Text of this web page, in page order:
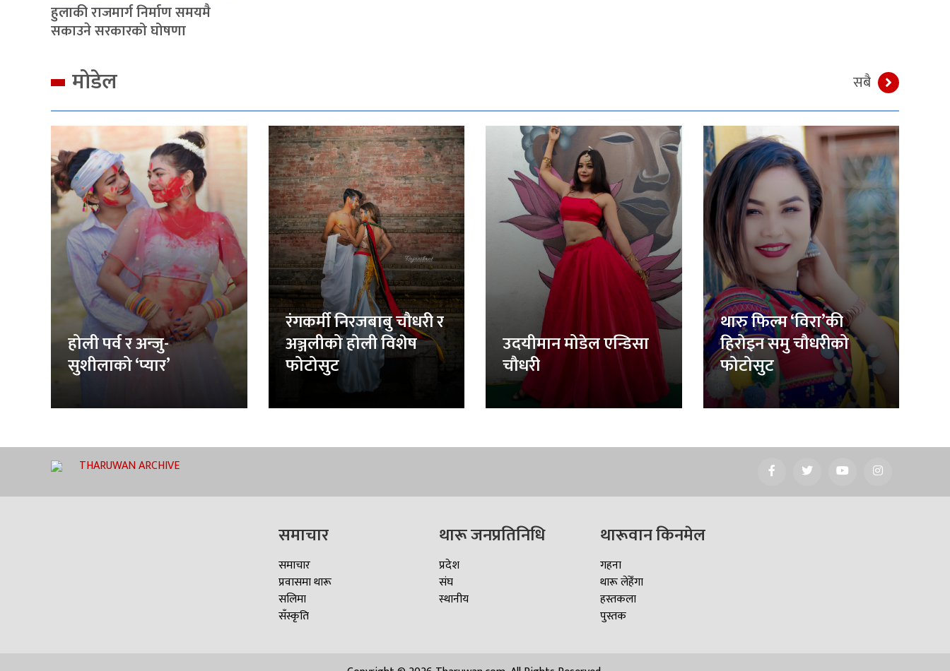
हुलाकी राजमार्ग निर्माण समयमै
सकाउने सरकारको घोषणा
मोडेल सबै
होली पर्व र अन्जु-
सुशीलाको ‘प्यार’
रंगकर्मी निरजबाबु चौधरी र
अञ्जलीको होली विशेष
फोटोसुट
उदयीमान मोडेल एन्डिसा
चौधरी
थारु फिल्म ‘विरा’की
हिरोइन समु चौधरीको
फोटोसुट
THARUWAN ARCHIVE
समाचार
समाचार
प्रवासमा थारू
सलिमा
सँस्कृति
थारू जनप्रतिनिधि
प्रदेश
संघ
स्थानीय
थारूवान किनमेल
गहना
थारू लेहेँगा
हस्तकला
पुस्तक